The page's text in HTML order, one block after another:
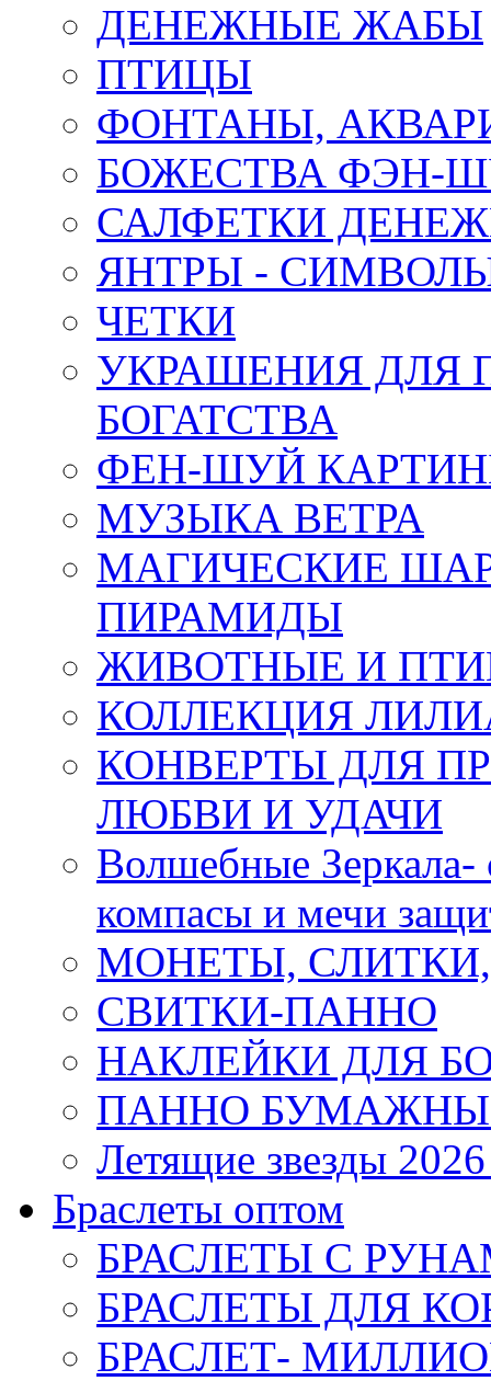
ДЕНЕЖНЫЕ ЖАБЫ
ПТИЦЫ
ФОНТАНЫ,
БОЖЕСТВА ФЭН-
САЛФЕТКИ
ЯНТРЫ -
ЧЕТКИ
УКРАШЕНИЯ ДЛЯ
БОГАТСТВА
ФЕН-ШУЙ
МУЗЫКА ВЕТРА
МАГИЧЕСКИЕ
ПИРАМИДЫ
ЖИВОТНЫЕ И
КОЛЛЕКЦИЯ
КОНВЕРТЫ ДЛЯ
ЛЮБВИ И УДАЧИ
Волшебные Зеркала-
компасы и мечи
МОНЕТЫ,
СВИТКИ-ПАННО
НАКЛЕЙКИ ДЛЯ
ПАННО
Летящие звезды
Браслеты оптом
БРАСЛЕТЫ С
БРАСЛЕТЫ ДЛЯ
БРАСЛЕТ-